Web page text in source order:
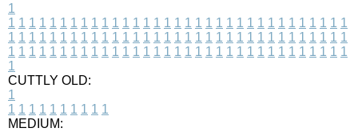
1
1 1 1 1 1 1 1 1 1 1 1 1 1 1 1 1 1 1 1 1 1 1 1 1 1 1 1 1 1 1 1 1 1
1 1 1 1 1 1 1 1 1 1 1 1 1 1 1 1 1 1 1 1 1 1 1 1 1 1 1 1 1 1 1 1 1
1 1 1 1 1 1 1 1 1 1 1 1 1 1 1 1 1 1 1 1 1 1 1 1 1 1 1 1 1 1 1 1 1
1
CUTTLY OLD:
1
1 1 1 1 1 1 1 1 1 1
MEDIUM: